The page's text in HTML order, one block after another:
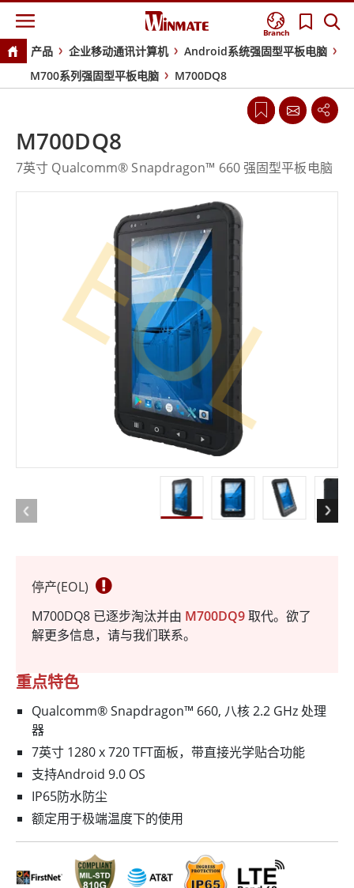
Branch
产品 企业移动通讯计算机
Android系统强固型平板电脑
M700系列强固型平板电脑
M700DQ8
停产(EOL)
M700DQ8 已逐步淘汰并由 M700DQ9取代。欲了
解更多信息，请与我们联系。
重点特色
Qualcomm® Snapdragon™ 660, 八核 2.2 GHz 处理
器
7英寸 1280 x 720 TFT面板，带直接光学贴合功能
支持Android 9.0 OS
IP65防水防尘
额定用于极端温度下的使用
M700DQ8
7英寸 Qualcomm® Snapdragon™ 660 强固型平板电脑
EOL